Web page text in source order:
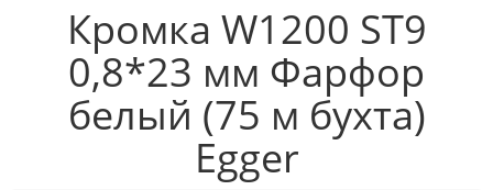
Кромка W1200 ST9
0,8*23 мм Фарфор
белый (75 м бухта)
Egger